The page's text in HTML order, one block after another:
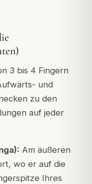
3 bis 4 Fingern
und
zu den
auf jeder
Am äußeren
wo er auf die
Ihres